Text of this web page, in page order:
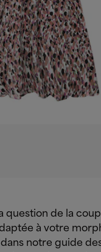
question de la
à votre
notre guide